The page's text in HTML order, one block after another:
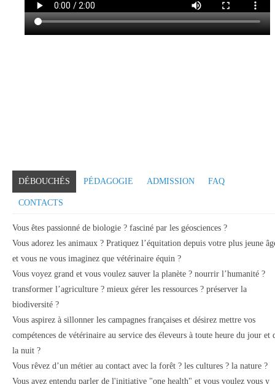
DÉBOUCHÉS PÉDAGOGIE ADMISSION FAQ
CONTACTS
Vous êtes passionné de biologie ? fasciné par les géosciences ?
Vous adorez les animaux ? Pratiquez l’équitation depuis votre plus jeune
et vous ne vous imaginez que vétérinaire équin ?
Vous voyez grand et vous voulez sauver la planète ? nourrir l’humanité ?
transformer l’agriculture ? mieux gérer les ressources ? préserver la
biodiversité ?
Vous aspirez à sillonner les campagnes françaises et désirez mettre vos
compétences de vétérinaire au service des éleveurs à toute heure du jour et
la nuit ?
Vous rêvez d’un métier au contact avec la forêt ? les cultures ? la nature ?
Vous avez entendu parler de l'initiative "one health" et vous voulez vous y